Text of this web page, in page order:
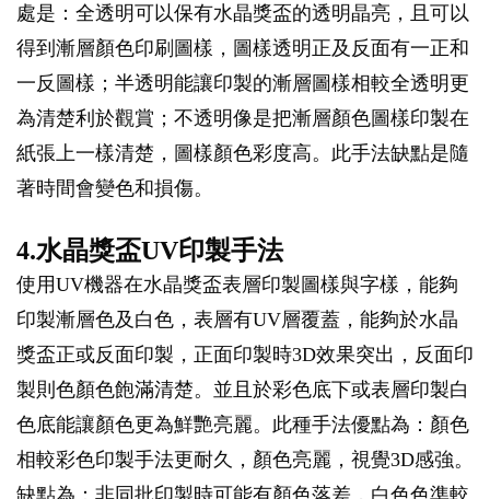
處是：全透明可以保有水晶獎盃的透明晶亮，且可以
得到漸層顏色印刷圖樣，圖樣透明正及反面有一正和
一反圖樣；半透明能讓印製的漸層圖樣相較全透明更
為清楚利於觀賞；不透明像是把漸層顏色圖樣印製在
紙張上一樣清楚，圖樣顏色彩度高。此手法缺點是隨
著時間會變色和損傷。
4.水晶獎盃UV印製手法
使用UV機器在水晶獎盃表層印製圖樣與字樣，能夠
印製漸層色及白色，表層有UV層覆蓋，能夠於水晶
獎盃正或反面印製，正面印製時3D效果突出，反面印
製則色顏色飽滿清楚。並且於彩色底下或表層印製白
色底能讓顏色更為鮮艷亮麗。此種手法優點為：顏色
相較彩色印製手法更耐久，顏色亮麗，視覺3D感強。
缺點為：非同批印製時可能有顏色落差，白色色準較